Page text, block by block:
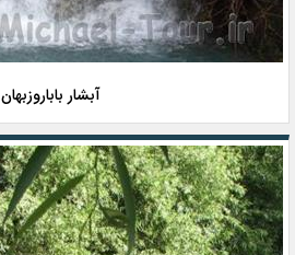
آبشار باباروزبهان